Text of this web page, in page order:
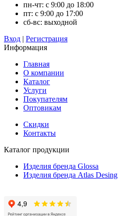
пн-чт: с 9:00 до 18:00
пт: с 9:00 до 17:00
сб-вс: выходной
Вход | Регистрация
Информация
Главная
О компании
Каталог
Услуги
Покупателям
Оптовикам
Скидки
Контакты
Каталог продукции
Изделия бренда Glossa
Изделия бренда Atlas Desing